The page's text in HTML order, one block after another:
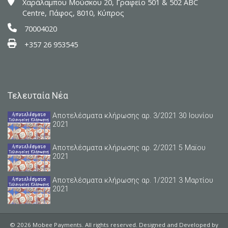
Xαράλαμπου Μούσκου 20, Γραφείο 501 & 502 ABC
Centre, Πάφος, 8010, Κύπρος
70004020
+357 26 953545
Τελευταία Νέα
Αποτελέσματα κλήρωσης αρ. 3/2021 30 Ιουνίου
2021
Αποτελέσματα κλήρωσης αρ. 2/2021 5 Μαϊου
2021
Αποτελέσματα κλήρωσης αρ. 1/2021 3 Μαρτίου
2021
© 2026 Mobee Payments. All rights reserved. Designed and Developed by